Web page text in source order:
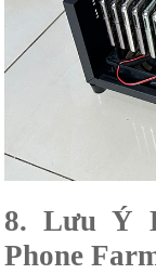
8. Lưu Ý
Phone